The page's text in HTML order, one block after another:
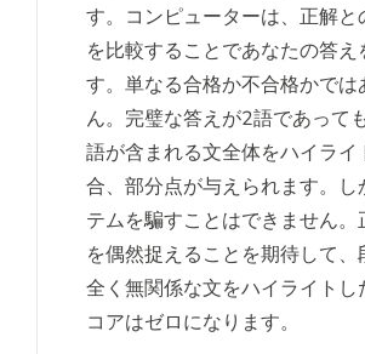
す。コンピューターは、正解と
を比較することであなたの答え
す。単なる合格か不合格かでは
ん。完璧な答えが2語であって
語が含まれる文全体をハイライ
合、部分点が与えられます。し
テムを騙すことはできません。
を偶然捉えることを期待して、
全く無関係な文をハイライトし
コアはゼロになります。